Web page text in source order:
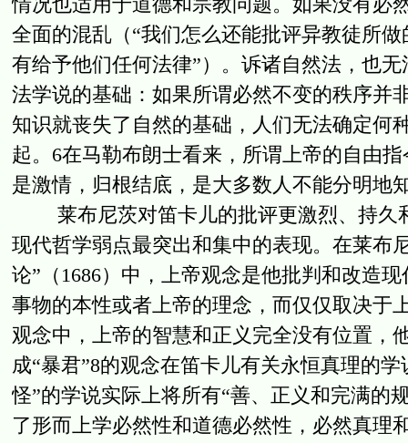
全面的混乱（“我们怎么还能批评异教徒所
有给予他们任何法律”）。诉诸自然法，也
法学说的基础：如果所谓必然不变的秩序并
知识就丧失了自然的基础，人们无法确定何
起。6在马勒布朗士看来，所谓上帝的自由
是激情，归根结底，是大多数人不能分明地
莱布尼茨对笛卡儿的批评更激烈、持久
现代哲学弱点最突出和集中的表现。在莱布
论”（1686）中，上帝观念是他批判和改造
事物的本性或者上帝的理念，而仅仅取决于
观念中，上帝的智慧和正义完全没有位置，
成“暴君”8的观念在笛卡儿有关永恒真理的
怪”的学说实际上将所有“善、正义和完满的
了形而上学必然性和道德必然性，必然真理